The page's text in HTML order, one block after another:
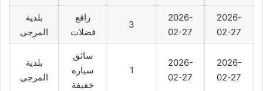
بلدية
المرجى
رافع
فضلات
3
2026-
02-27
2026-
02-27
بلدية
المرجى
سائق
سيارة
خفيفة
1
2026-
02-27
2026-
02-27